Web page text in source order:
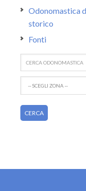
Odonomastica
storico
Fonti